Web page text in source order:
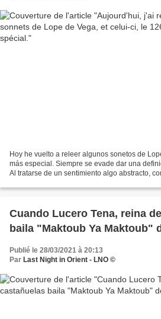
Hoy he vuelto a releer algunos sonetos de
más especial. Siempre se evade dar una
Al tratarse de un sentimiento algo abstracto,
Cuando Lucero Tena, reina
baila "Maktoub Ya Maktoub"
Publié le 28/03/2021 à 20:13
Par Last Night in Orient - LNO ©